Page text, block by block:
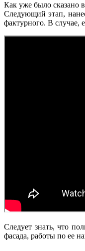
Как уже было сказано
Следующий этап,
фактурного. В случае,
Следует знать, что
фасада, работы по ее